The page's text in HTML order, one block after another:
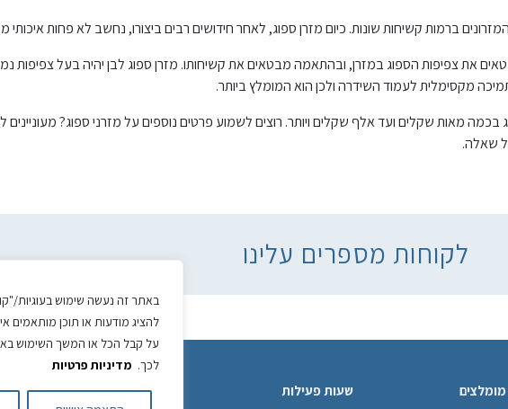
באתר זה נעשה שימוש בעוגיות/
להציג מודעות או תוכן
על קבל הכל או המשך השימוש
לכך. מדיניות פרטיות
ברמות קשיחות שונות. כיום מזרן ספוג, לאחר חידושים רבים ביצורו, נחשב לא פחות איכותי
את צפיפות הספוג במזרן, ובהתאמה מבטאים את קשיחותו. מזרן ספוג לבן יהיה בעל צפיפות
מקסימלית לעמוד השידרה ולכן הוא המומלץ ביותר.
בכמה מאות שקלים ועד אלף שקלים ויותר. רוצים לשמוע פרטים נוספים על מזרני ספוג? מעוניינים
שאלה.
לקוחות מספרים עלינו
מומלצים שעות פעילות